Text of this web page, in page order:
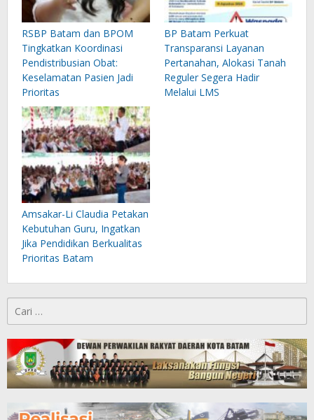
RSBP Batam dan BPOM
Tingkatkan Koordinasi
Pendistribusian Obat:
Keselamatan Pasien Jadi
Prioritas
BP Batam Perkuat
Transparansi Layanan
Pertanahan, Alokasi Tanah
Reguler Segera Hadir
Melalui LMS
Amsakar-Li Claudia Petakan
Kebutuhan Guru, Ingatkan
Jika Pendidikan Berkualitas
Prioritas Batam
untuk: